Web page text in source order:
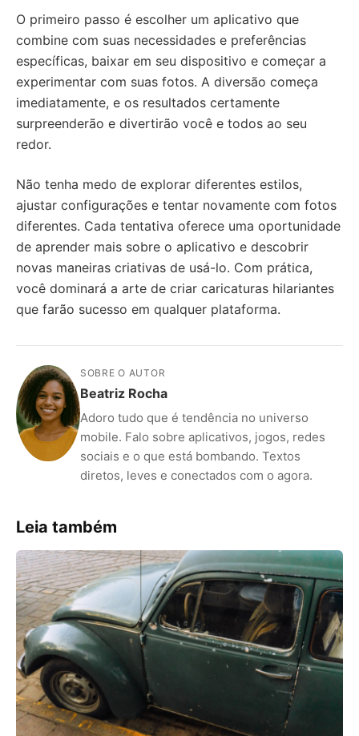
O primeiro passo é escolher um aplicativo que
combine com suas necessidades e preferências
específicas, baixar em seu dispositivo e começar a
experimentar com suas fotos. A diversão começa
imediatamente, e os resultados certamente
surpreenderão e divertirão você e todos ao seu
redor.
Não tenha medo de explorar diferentes estilos,
ajustar configurações e tentar novamente com fotos
diferentes. Cada tentativa oferece uma oportunidade
de aprender mais sobre o aplicativo e descobrir
novas maneiras criativas de usá-lo. Com prática,
você dominará a arte de criar caricaturas hilariantes
que farão sucesso em qualquer plataforma.
SOBRE O AUTOR
Beatriz Rocha
Adoro tudo que é tendência no universo
mobile. Falo sobre aplicativos, jogos, redes
sociais e o que está bombando. Textos
diretos, leves e conectados com o agora.
Leia também